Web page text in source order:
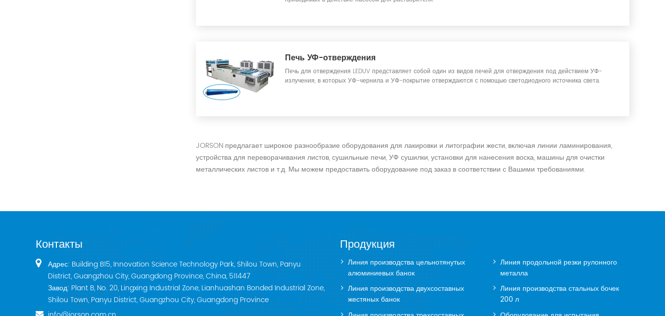
Печь УФ-отверждения
Печь для отверждения LEDUV представляет собой один из видов печей для отверждения под действием УФ-
излучения, в которых УФ-чернила и УФ-покрытие отверждаются с помощью светодиодного источника света.
JORSON предлагает широкое разнообразие оборудования для лакировки и литографии жести, включая линии ламинирования,
устройства для переворачивания листов, сушильные печи, УФ сушилки, установки для нанесения воска, машины для очистки
металлических листов и т.д. Мы можем предоставить оборудование под заказ в соответствии с Вашими требованиями.
Контакты
Адрес: Building B15, Innovation Science Technology Park, Shilou Town, Panyu
District, Guangzhou City, Guangdong Province, China, 511447
Завод: Plant B, No. 20, Lingxing Industrial Zone, Lianhuashan Bonded Industrial Zone,
Shilou Town, Panyu District, Guangzhou City, Guangdong Province
Продукция
Линия производства цельнотянутых
алюминиевых банок
Линия производства двухсоставных
жестяных банок
Линия продольной резки рулонного
металла
Линия производства стальных бочек
200 л